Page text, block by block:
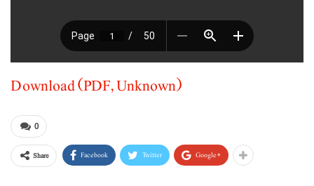
Download (PDF, Unknown)
0
Share Facebook Twitter Google+